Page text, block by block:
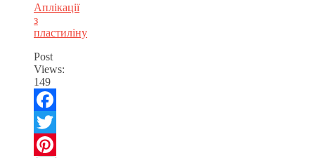
Аплікації
з
пластиліну
Post
Views:
149
Facebook
Twitter